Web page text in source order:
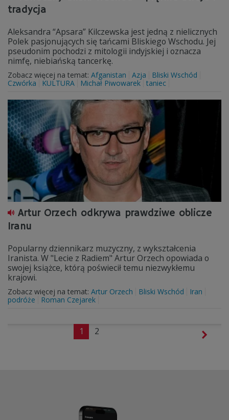
tradycja
Aleksandra “Apsara” Kilczewska jest jedną z nielicznych
Polek pasjonujących się tańcami Bliskiego Wschodu. Jej
pseudonim pochodzi z mitologii indyjskiej i oznacza
nimfę, niebiańską tancerkę.
Zobacz więcej na temat: Afganistan Azja
Bliski Wschód
Czwórka
KULTURA Michał Piwowarek taniec
Artur Orzech odkrywa prawdziwe oblicze
Iranu
Popularny dziennikarz muzyczny, z wykształcenia
Iranista. W "Lecie z Radiem" Artur Orzech opowiada o
swojej książce, którą poświecił temu niezwykłemu
krajowi.
Zobacz więcej na temat: Artur Orzech Bliski Wschód
Iran
podróże
Roman Czejarek
1 2